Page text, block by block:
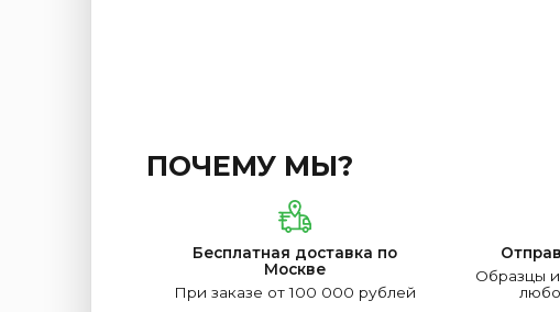
ПОЧЕМУ МЫ?
Бесплатная доставка по
Москве
При заказе от 100 000 рублей
Образцы